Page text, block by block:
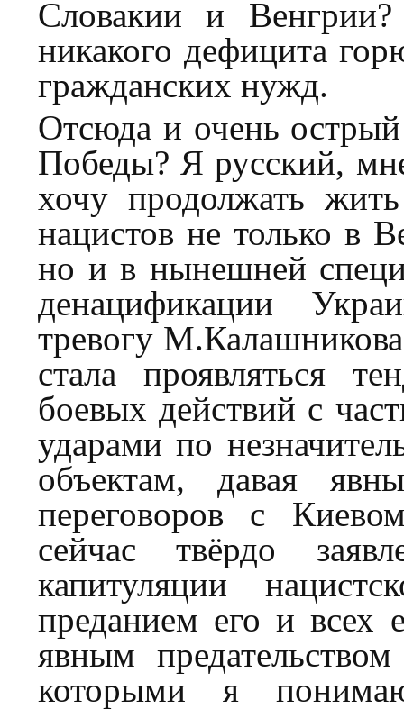
Словакии и
никакого дефицита
гражданских нужд.
Отсюда и очень
Победы? Я русский,
хочу продолжать
нацистов не только в
но и в нынешней
денацификации
тревогу
стала проявляться
боевых действий с
ударами по
объектам, давая
переговоров с
сейчас твёрдо
капитуляции
преданием его и всех
явным
которыми я